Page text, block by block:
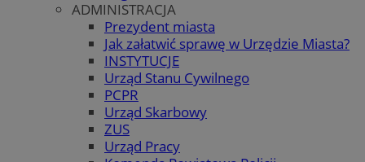
ADMINISTRACJA
Prezydent miasta
Jak załatwić sprawę w Urzędzie Miasta?
INSTYTUCJE
Urząd Stanu Cywilnego
PCPR
Urząd Skarbowy
ZUS
Urząd Pracy